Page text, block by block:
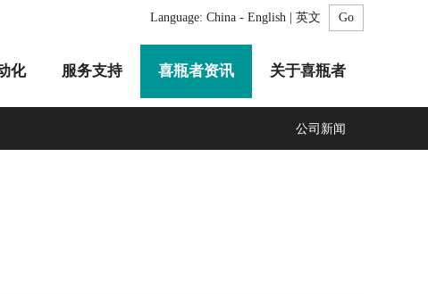
Language: China - English | 英文
化 服务支持 喜瓶者资讯 关于喜瓶者
公司新闻